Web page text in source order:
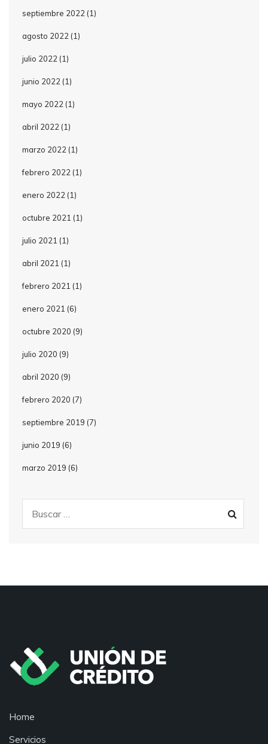
septiembre 2022 (1)
agosto 2022 (1)
julio 2022 (1)
junio 2022 (1)
mayo 2022 (1)
abril 2022 (1)
marzo 2022 (1)
febrero 2022 (1)
enero 2022 (1)
octubre 2021 (1)
julio 2021 (1)
abril 2021 (1)
febrero 2021 (1)
enero 2021 (6)
octubre 2020 (9)
julio 2020 (9)
abril 2020 (9)
febrero 2020 (7)
septiembre 2019 (7)
junio 2019 (6)
marzo 2019 (6)
Home
Servicios